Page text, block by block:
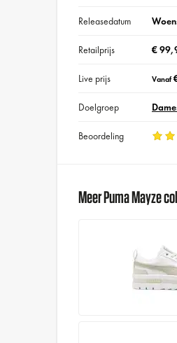
Releasedatum
Retailprijs €
Live prijs Vanaf
Doelgroep
Beoordeling
Meer Puma Mayze